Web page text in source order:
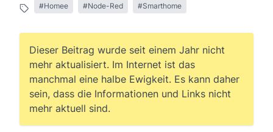
#Homee #Node-Red #Smarthome
Dieser Beitrag wurde seit einem Jahr nicht
mehr aktualisiert. Im Internet ist das
manchmal eine halbe Ewigkeit. Es kann daher
sein, dass die Informationen und Links nicht
mehr aktuell sind.